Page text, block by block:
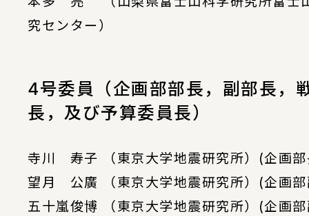
究センター）
4号委員（企画部部長，副部長，
長，及び予算委員長）
寺川 寿子 （東京大学地震研究所）(企画
望月 公廣 （東京大学地震研究所）(企画
五十嵐俊博 （東京大学地震研究所）(企画